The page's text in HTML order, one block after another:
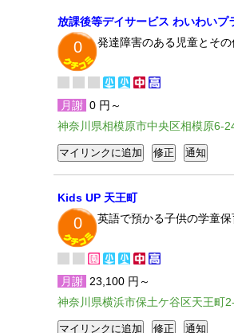
放課後等デイサービス わいわいプ
0 発達障害のある児童とそ
月謝 0 円～
神奈川県相模原市中央区相模原6-
Kids UP 天王町
0 英語で預かる子供の学童
月謝 23,100 円～
神奈川県横浜市保土ケ谷区天王町